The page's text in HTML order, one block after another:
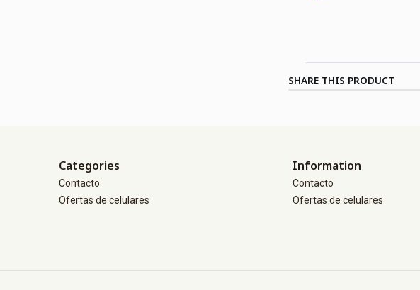
SHARE THIS PRODUCT
Categories
Contacto
Ofertas de celulares
Information
Contacto
Ofertas de celulares